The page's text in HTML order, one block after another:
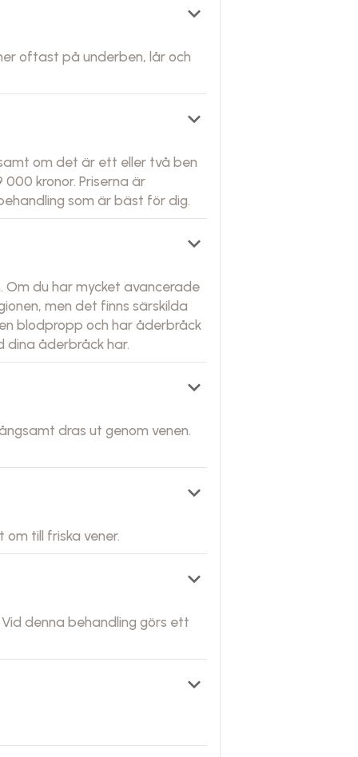
keyboard_arrow_down
oftast på underben, lår och
keyboard_arrow_down
om det är ett eller två ben
kronor. Priserna är
som är bäst för dig.
keyboard_arrow_down
Om du har mycket avancerade
men det finns särskilda
blodpropp och har åderbråck
dina åderbråck har.
keyboard_arrow_down
dras ut genom venen.
keyboard_arrow_down
till friska vener.
keyboard_arrow_down
denna behandling görs ett
keyboard_arrow_down